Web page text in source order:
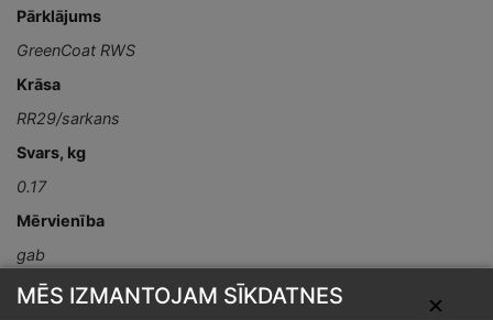
Pārklājums
GreenCoat RWS
Krāsa
RR29/sarkans
Svars, kg
0.17
Mērvienība
gab
✕
MĒS IZMANTOJAM SĪKDATNES